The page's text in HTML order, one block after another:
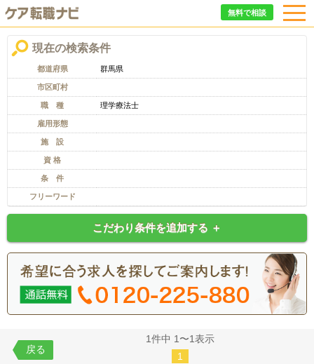
無料で相談
現在の検索条件
都道府県 群馬県
市区町村
職 種 理学療法士
雇用形態
施 設
資 格
条 件
フリーワード
こだわり条件を追加する ＋
1件中 1〜1表示
1
戻る